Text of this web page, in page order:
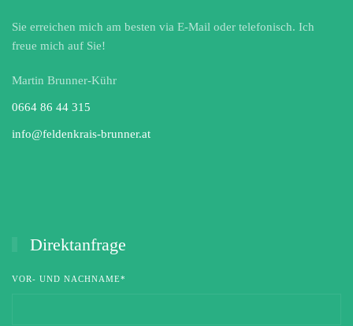
Sie erreichen mich am besten via E-Mail oder telefonisch. Ich
freue mich auf Sie!
Martin Brunner-Kühr
0664 86 44 315
info@feldenkrais-brunner.at
Direktanfrage
VOR- UND NACHNAME*